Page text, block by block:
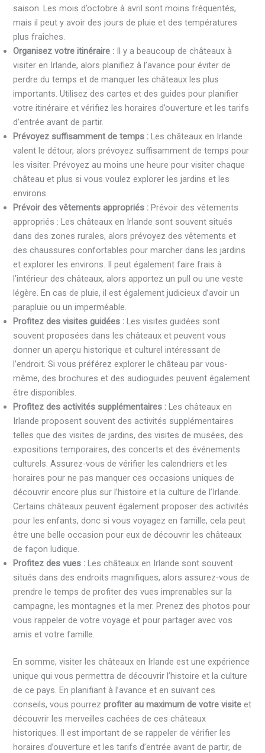
saison. Les mois d’octobre à avril sont moins fréquentés,
mais il peut y avoir des jours de pluie et des températures
plus fraîches.
Organisez votre itinéraire : Il y a beaucoup de châteaux à
visiter en Irlande, alors planifiez à l’avance pour éviter de
perdre du temps et de manquer les châteaux les plus
importants. Utilisez des cartes et des guides pour planifier
votre itinéraire et vérifiez les horaires d’ouverture et les tarifs
d’entrée avant de partir.
Prévoyez suffisamment de temps : Les châteaux en Irlande
valent le détour, alors prévoyez suffisamment de temps pour
les visiter. Prévoyez au moins une heure pour visiter chaque
château et plus si vous voulez explorer les jardins et les
environs.
Prévoir des vêtements appropriés : Prévoir des vêtements
appropriés : Les châteaux en Irlande sont souvent situés
dans des zones rurales, alors prévoyez des vêtements et
des chaussures confortables pour marcher dans les jardins
et explorer les environs. Il peut également faire frais à
l’intérieur des châteaux, alors apportez un pull ou une veste
légère. En cas de pluie, il est également judicieux d’avoir un
parapluie ou un imperméable.
Profitez des visites guidées : Les visites guidées sont
souvent proposées dans les châteaux et peuvent vous
donner un aperçu historique et culturel intéressant de
l’endroit. Si vous préférez explorer le château par vous-
même, des brochures et des audioguides peuvent également
être disponibles.
Profitez des activités supplémentaires : Les châteaux en
Irlande proposent souvent des activités supplémentaires
telles que des visites de jardins, des visites de musées, des
expositions temporaires, des concerts et des événements
culturels. Assurez-vous de vérifier les calendriers et les
horaires pour ne pas manquer ces occasions uniques de
découvrir encore plus sur l’histoire et la culture de l’Irlande.
Certains châteaux peuvent également proposer des activités
pour les enfants, donc si vous voyagez en famille, cela peut
être une belle occasion pour eux de découvrir les châteaux
de façon ludique.
Profitez des vues : Les châteaux en Irlande sont souvent
situés dans des endroits magnifiques, alors assurez-vous de
prendre le temps de profiter des vues imprenables sur la
campagne, les montagnes et la mer. Prenez des photos pour
vous rappeler de votre voyage et pour partager avec vos
amis et votre famille.
En somme, visiter les châteaux en Irlande est une expérience
unique qui vous permettra de découvrir l’histoire et la culture
de ce pays. En planifiant à l’avance et en suivant ces
conseils, vous pourrezprofiter au maximum de votre visite et
découvrir les merveilles cachées de ces châteaux
historiques. Il est important de se rappeler de vérifier les
horaires d’ouverture et les tarifs d’entrée avant de partir, de